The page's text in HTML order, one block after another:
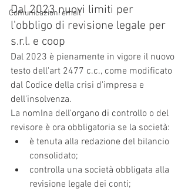
Comunicazioni email
Dal 2023 nuovi limiti per
l'obbligo di revisione legale per
s.r.l. e coop
Dal 2023 è pienamente in vigore il nuovo
testo dell'art 2477 c.c., come modificato
dal Codice della crisi d'impresa e
dell'insolvenza.
La nomIna dell'organo di controllo o del
revisore è ora obbligatoria se la società:
è tenuta alla redazione del bilancio
consolidato;
controlla una società obbligata alla
revisione legale dei conti;